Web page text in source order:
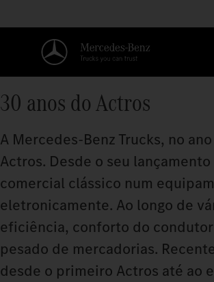
30 anos do Actros
A Mercedes‑Benz Trucks, no
Actros. Desde o seu
comercial clássico num
eletronicamente. Ao longo de
eficiência, conforto do
pesado de mercadorias.
desde o primeiro Actros até ao